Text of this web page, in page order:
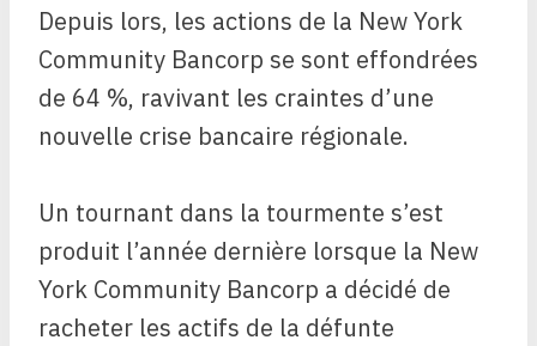
Depuis lors, les actions de la New York
Community Bancorp se sont effondrées
de 64 %, ravivant les craintes d’une
nouvelle crise bancaire régionale.
Un tournant dans la tourmente s’est
produit l’année dernière lorsque la New
York Community Bancorp a décidé de
racheter les actifs de la défunte